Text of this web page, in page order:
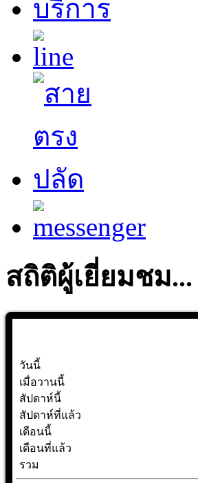
สถิติผู้เยี่ยมชม...
วันนี้
เมื่อวานนี้
สัปดาห์นี้
สัปดาห์ที่แล้ว
เดือนนี้
เดือนที่แล้ว
รวม